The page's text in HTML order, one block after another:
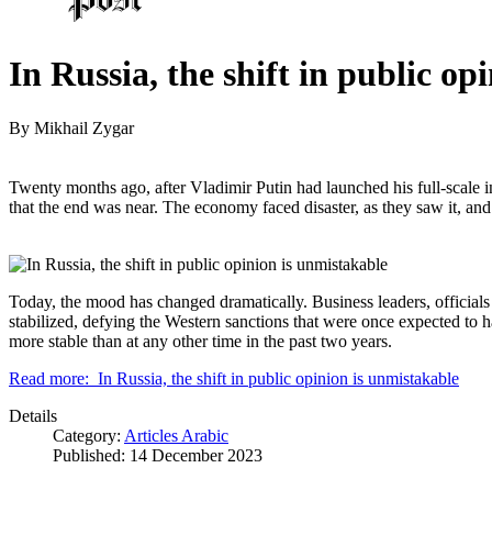
In Russia, the shift in public
By Mikhail Zygar
Twenty months ago, after Vladimir Putin had launched his full-
that the end was near. The economy faced disaster, as they saw it,
Today, the mood has changed dramatically. Business leaders,
stabilized, defying the Western sanctions that were once expected to
more stable than at any other time in the past two years.
Read more: In Russia, the shift in public opinion is unmistakable
Details
Category: Articles Arabic
Published: 14 December 2023